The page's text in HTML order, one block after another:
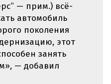
— прим.) всё-
автомобиль
поколения
этот
занять
— добавил